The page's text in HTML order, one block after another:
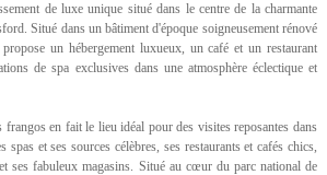
de luxe unique situé dans le centre de la charmante
Situé dans un bâtiment d'époque soigneusement rénové
un hébergement luxueux, un café et un restaurant
de spa exclusives dans une atmosphère éclectique et
frangos en fait le lieu idéal pour des visites reposantes dans
spas et ses sources célèbres, ses restaurants et cafés chics,
ses fabuleux magasins. Situé au cœur du parc national de